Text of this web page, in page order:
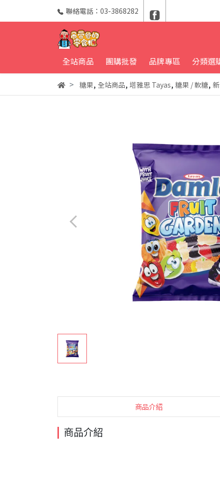
聯絡電話：03-3868282
全站商品 團購批發 品牌專區 分類選
糖果, 全站商品, 塔雅思 Tayas, 糖果 / 軟糖,
商品介紹
商品介紹